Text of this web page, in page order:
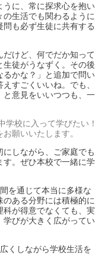
うに、常に探求心を抱い
生活でも関わるように
も必ず生徒に共有する
けど、何でだか知って
徒がうなずく。その後
るかな？」と追加で問い
すごくいいね。でも、
と意見をいいつつも、一
学校に入って学びたい！
願いいたします。
しながら、ご家庭でも
す。ぜひ本校で一緒に学
を通じて本当に多様な
ある分野には積極的に
科が得意でなくても、実
学びが大きく広がってい
くしながら学校生活を